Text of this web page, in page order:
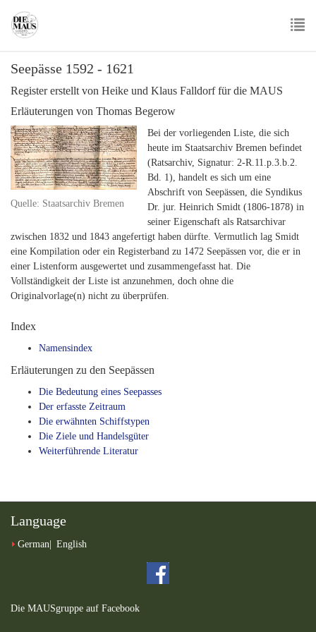
main
Seepässe 1592 - 1621
Register erstellt von Heike und Klaus Falldorf für die MAUS
Erläuterungen von Thomas Begerow
Quelle: Staatsarchiv Bremen
Bei der vorliegenden Liste, die sich
heute im Staatsarchiv Bremen befindet
(Ratsarchiv, Signatur: 2-R.11.p.3.b.2.
Bd. 1), handelt es sich um eine
Abschrift von Seepässen, die Syndikus
Dr. jur. Heinrich Smidt (1806-1878) in
seiner Eigenschaft als Ratsarchivar
zwischen 1832 und 1843 angefertigt haben dürfte. Vermutlich lag Smidt
eine Kompilation oder ein Registerband zu 1472 Seepässen vor, die er in
einer Listenform ausgewertet und zusammengefasst hat. Die
Vollständigkeit der Liste ist anzunehmen, doch ohne die
Originalvorlage(n) nicht zu überprüfen.
Index
Namensindex
Erläuterungen zu den Seepässen
Die Bedeutung eines Seepasses
Der erfasste Zeitraum
Die erwähnten Schiffstypen
Die Ziele und Handelsgüter
Weiterführende Literatur
Language
German English
Die MAUSgruppe auf Facebook